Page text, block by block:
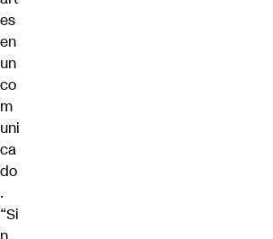
es
en
un
co
m
uni
ca
do
.
“Si